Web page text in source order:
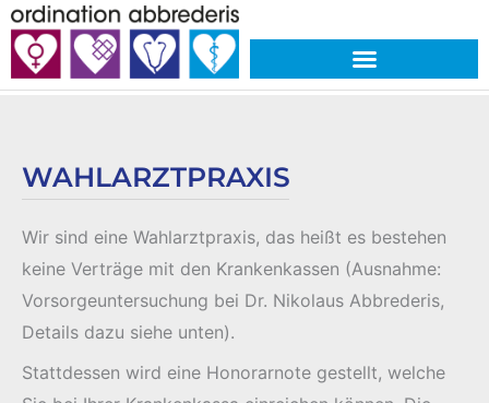
Skip
to
content
WAHLARZTPRAXIS
Wir sind eine Wahlarztpraxis, das heißt es bestehen
keine Verträge mit den Krankenkassen (Ausnahme:
Vorsorgeuntersuchung bei Dr. Nikolaus Abbrederis,
Details dazu siehe unten).
Stattdessen wird eine Honorarnote gestellt, welche